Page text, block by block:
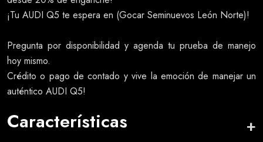
¡Tu AUDI Q5 te espera en (Gocar Seminuevos León Norte)!
Pregunta por disponibilidad y agenda tu prueba de manejo
hoy mismo.
Crédito o pago de contado y vive la emoción de manejar un
auténtico AUDI Q5!
Características